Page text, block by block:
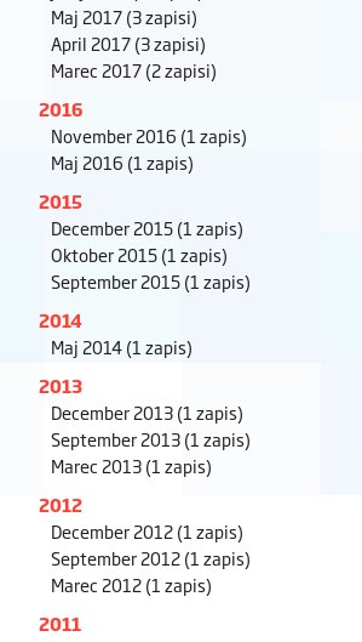
Maj 2017(3 zapisi)
April 2017(3 zapisi)
Marec 2017(2 zapisi)
2016
November 2016 (1 zapis)
Maj 2016 (1 zapis)
2015
December 2015(1 zapis)
Oktober 2015(1 zapis)
September 2015(1 zapis)
2014
Maj 2014(1 zapis)
2013
December 2013(1 zapis)
September 2013(1 zapis)
Marec 2013(1 zapis)
2012
December 2012(1 zapis)
September 2012(1 zapis)
Marec 2012(1 zapis)
2011